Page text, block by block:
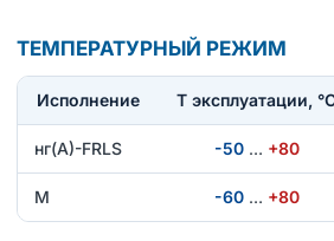
ТЕМПЕРАТУРНЫЙ РЕЖИМ
Исполнение T эксплуатации,
нг(А)-FRLS -50 … +80
М -60 … +80